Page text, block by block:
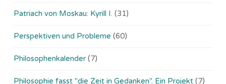
Patriach von Moskau: Kyrill I. (31)
Perspektiven und Probleme (60)
Philosophenkalender (7)
Philosophie fasst "die Zeit in Gedanken". Ein Projekt (7)